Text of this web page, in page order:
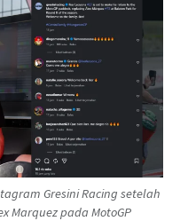
Gresini Racing setelah
Marquez pada MotoGP